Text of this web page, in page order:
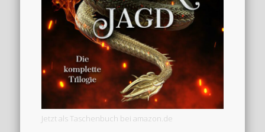
Jetzt als Taschenbuch bei amazon.de